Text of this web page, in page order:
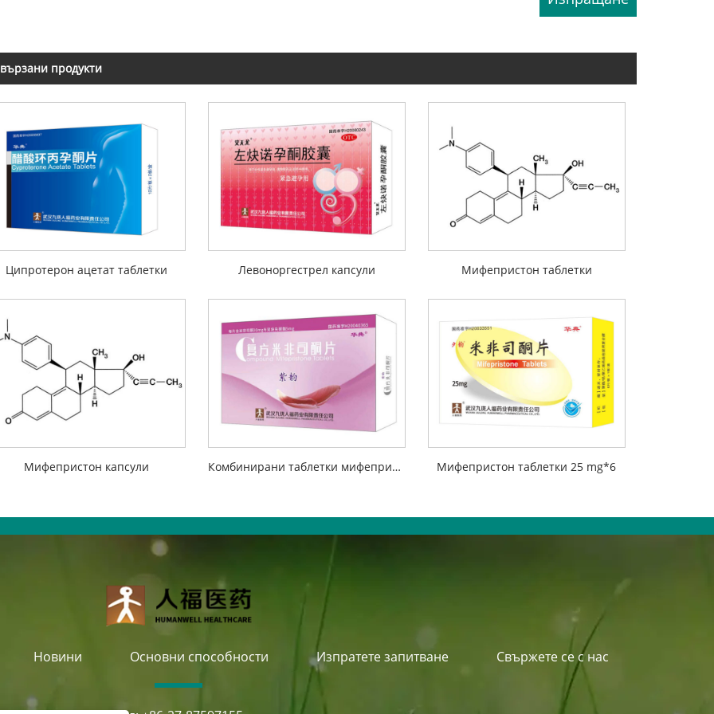
продукти
Ципротерон ацетат таблетки Левоноргестрел капсули Мифепристон таблетки
Мифепристон капсули Комбинирани таблетки мифепристон Мифепристон таблетки 25 mg*6
Новини Основни способности Изпратете запитване Свържете се с нас